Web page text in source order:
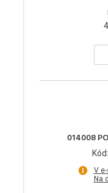
014008
V
Na